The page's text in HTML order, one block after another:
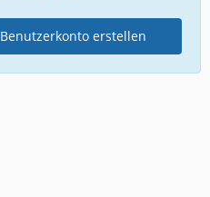
Benutzerkonto erstellen